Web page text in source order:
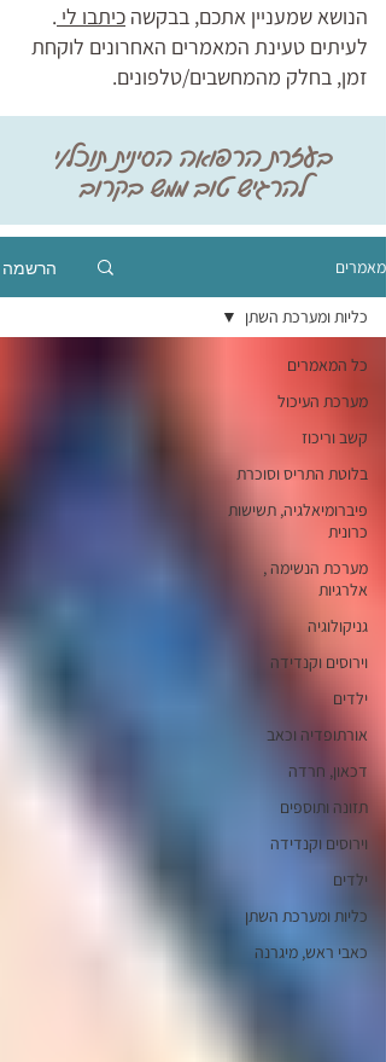
הנושא שמעניין אתכם, בבקשה כיתבו לי .
לעיתים טעינת המאמרים האחרונים לוקחת
זמן, בחלק מהמחשבים/טלפונים.
בעזרת הרפואה הסינית תוכל/י
להרגיש טוב ממש בקרוב
מאמרים הרשמה
כל המאמרים
מערכת העיכול
קשב וריכוז
בלוטת התריס וסוכרת
פיברומיאלגיה, תשישות
כרונית
מערכת הנשימה ,
אלרגיות
גניקולוגיה
וירוסים וקנדידה
ילדים
אורתופדיה וכאב
דכאון, חרדה
תזונה ותוספים
וירוסים וקנדידה
ילדים
כליות ומערכת השתן
כאבי ראש, מיגרנה
כליות ומערכת השתן